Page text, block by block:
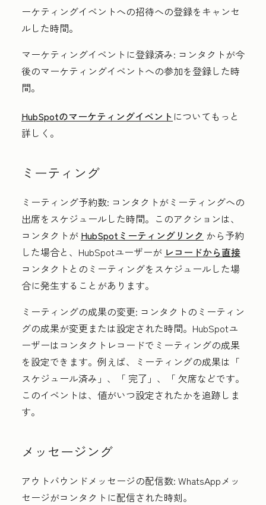
ーケティングイベントへの招待への登録をキャンセ
ルした時間。
マーケティングイベントに登録済み: コンタクトが今
後のマーケティングイベントへの参加を登録した時
間。
HubSpotのマーケティングイベント についてもっと
詳しく。
ミーティング
ミーティング予約数: コンタクトがミーティングへの
出席をスケジュールした時間。このアクションは、
コンタクトが HubSpotミーティングリンク から予約
した場合と、HubSpotユーザーが レコードから直接
コンタクトとのミーティングをスケジュールした場
合に発生することがあります。
ミーティングの成果の変更: コンタクトのミーティン
グの成果が変更または設定された時間。HubSpotユ
ーザーはコンタクトレコードでミーティングの成果
を設定できます。例えば、ミーティングの成果は「
スケジュール済み 」、「 完了 」、「 欠席などです。
このイベントは、値がいつ設定されたかを追跡しま
す。
メッセージング
アウトバウンドメッセージの配信数: WhatsAppメッ
セージがコンタクトに配信された時刻。